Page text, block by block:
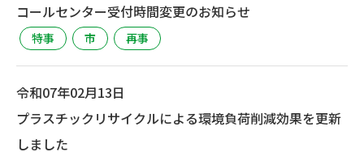
コールセンター受付時間変更のお知らせ
特事 市 再事
令和07年02月13日
プラスチックリサイクルによる環境負荷削減効果を更新
しました